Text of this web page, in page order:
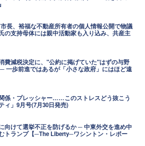
長、裕福な不動産所有者の個人情報公開で物議
の支持母体には親中活動家も入り込み、共産主
費減税決定に、"公約に掲げていた"はずの与野
一歩前進ではあるが「小さな政府」にはほど遠
係・プレッシャー……このストレスどう抜こう
ィ」9月号(7月30日発売)
向けて選挙不正を防げるか ─ 中東外交を進め中
トランプ【─The Liberty─ワシントン・レポー